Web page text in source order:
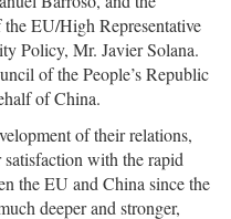
EU/High Representative
Policy, Mr. Javier Solana.
of the People’s Republic
of China.
of their relations,
satisfaction with the rapid
the EU and China since the
deeper and stronger,